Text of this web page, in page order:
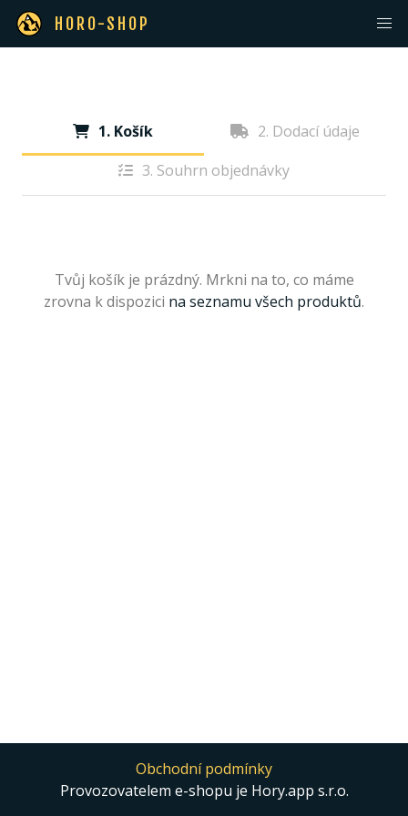
HORO-SHOP
1. Košík
2. Dodací údaje
3. Souhrn objednávky
Tvůj košík je prázdný. Mrkni na to, co máme
zrovna k dispozici na seznamu všech produktů.
Obchodní podmínky
Provozovatelem e-shopu je Hory.app s.r.o.